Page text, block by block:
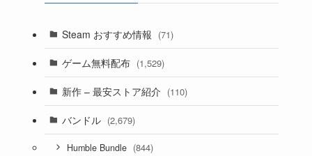
Steam おすすめ情報 (71)
ゲーム無料配布 (1,529)
新作 – 最安ストア紹介 (110)
バンドル (2,679)
Humble Bundle (844)